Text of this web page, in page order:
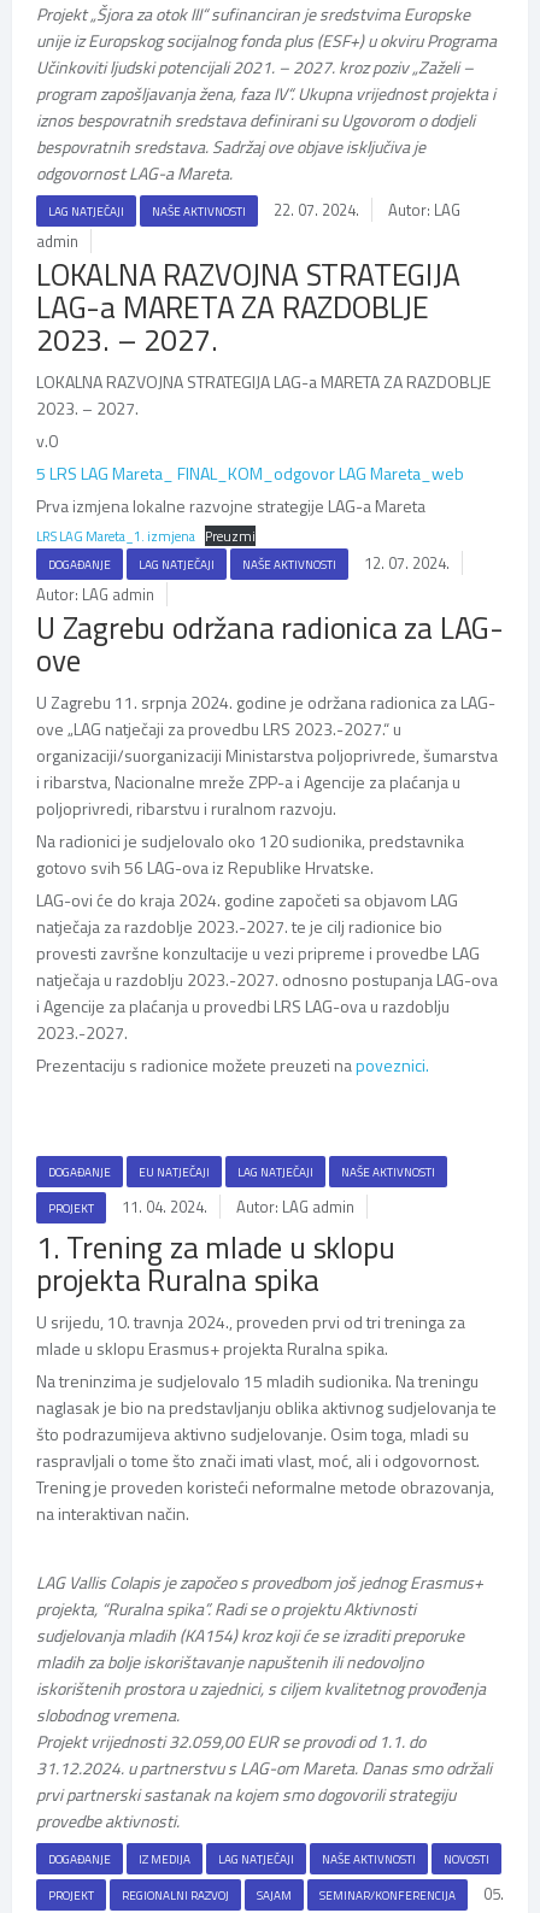
Projekt „Šjora za otok III“ sufinanciran je sredstvima Europske
unije iz Europskog socijalnog fonda plus (ESF+) u okviru Programa
Učinkoviti ljudski potencijali 2021. – 2027. kroz poziv „Zaželi –
program zapošljavanja žena, faza IV“. Ukupna vrijednost projekta i
iznos bespovratnih sredstava definirani su Ugovorom o dodjeli
bespovratnih sredstava. Sadržaj ove objave isključiva je
odgovornost LAG-a Mareta.
LAG NATJEČAJI NAŠE AKTIVNOSTI 22. 07. 2024.
Autor: LAG
admin
LOKALNA RAZVOJNA STRATEGIJA
LAG-a MARETA ZA RAZDOBLJE
2023. – 2027.
LOKALNA RAZVOJNA STRATEGIJA LAG-a MARETA ZA RAZDOBLJE
2023. – 2027.
v.0
5 LRS LAG Mareta_ FINAL_KOM_odgovor LAG Mareta_web
Prva izmjena lokalne razvojne strategije LAG-a Mareta
LRS LAG Mareta_1. izmjena Preuzmi
DOGAĐANJE LAG NATJEČAJI NAŠE AKTIVNOSTI
12. 07. 2024.
Autor: LAG admin
U Zagrebu održana radionica za LAG-
ove
U Zagrebu 11. srpnja 2024. godine je održana radionica za LAG-
ove „LAG natječaji za provedbu LRS 2023.-2027.“ u
organizaciji/suorganizaciji Ministarstva poljoprivrede, šumarstva
i ribarstva, Nacionalne mreže ZPP-a i Agencije za plaćanja u
poljoprivredi, ribarstvu i ruralnom razvoju.
Na radionici je sudjelovalo oko 120 sudionika, predstavnika
gotovo svih 56 LAG-ova iz Republike Hrvatske.
LAG-ovi će do kraja 2024. godine započeti sa objavom LAG
natječaja za razdoblje 2023.-2027. te je cilj radionice bio
provesti završne konzultacije u vezi pripreme i provedbe LAG
natječaja u razdoblju 2023.-2027. odnosno postupanja LAG-ova
i Agencije za plaćanja u provedbi LRS LAG-ova u razdoblju
2023.-2027.
Prezentaciju s radionice možete preuzeti napoveznici.
DOGAĐANJE EU NATJEČAJI LAG NATJEČAJI
NAŠE AKTIVNOSTI
PROJEKT
11. 04. 2024. Autor: LAG admin
1. Trening za mlade u sklopu
projekta Ruralna spika
U srijedu, 10. travnja 2024., proveden prvi od tri treninga za
mlade u sklopu Erasmus+ projekta Ruralna spika.
Na treninzima je sudjelovalo 15 mladih sudionika. Na treningu
naglasak je bio na predstavljanju oblika aktivnog sudjelovanja te
što podrazumijeva aktivno sudjelovanje. Osim toga, mladi su
raspravljali o tome što znači imati vlast, moć, ali i odgovornost.
Trening je proveden koristeći neformalne metode obrazovanja,
na interaktivan način.
LAG Vallis Colapis je započeo s provedbom još jednog Erasmus+
projekta, “Ruralna spika”. Radi se o projektu Aktivnosti
sudjelovanja mladih (KA154) kroz koji će se izraditi preporuke
mladih za bolje iskorištavanje napuštenih ili nedovoljno
iskorištenih prostora u zajednici, s ciljem kvalitetnog provođenja
slobodnog vremena.
Projekt vrijednosti 32.059,00 EUR se provodi od 1.1. do
31.12.2024. u partnerstvu s LAG-om Mareta. Danas smo održali
prvi partnerski sastanak na kojem smo dogovorili strategiju
provedbe aktivnosti.
DOGAĐANJE IZ MEDIJA LAG NATJEČAJI NAŠE AKTIVNOSTI
NOVOSTI
PROJEKT
REGIONALNI RAZVOJ SAJAM SEMINAR/KONFERENCIJA 05.